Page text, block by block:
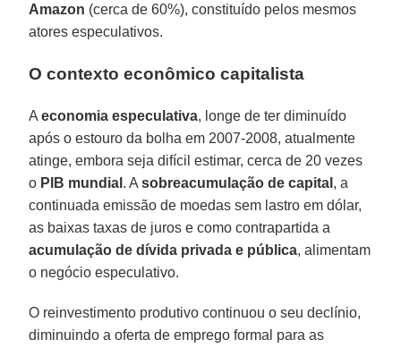
Amazon (cerca de 60%), constituído pelos mesmos
atores especulativos.
O contexto econômico capitalista
Aeconomia especulativa, longe de ter diminuído
após o estouro da bolha em 2007-2008, atualmente
atinge, embora seja difícil estimar, cerca de 20 vezes
o PIB mundial . Asobreacumulação de capital , a
continuada emissão de moedas sem lastro em dólar,
as baixas taxas de juros e como contrapartida a
acumulação de dívida privada e pública, alimentam
o negócio especulativo.
O reinvestimento produtivo continuou o seu declínio,
diminuindo a oferta de emprego formal para as